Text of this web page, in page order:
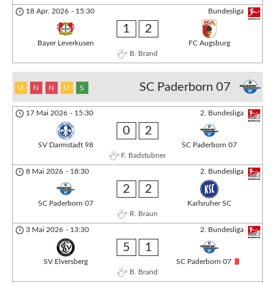
Bundesliga
18 Apr. 2026 - 15:30
Bayer Leverkusen
1 2
FC Augsburg
B. Brand
SC Paderborn 07
U N N U S
2. Bundesliga
17 Mai 2026 - 15:30
SV Darmstadt 98
0 2
SC Paderborn 07
F. Badstubner
2. Bundesliga
8 Mai 2026 - 18:30
SC Paderborn 07
2 2
Karlsruher SC
R. Braun
2. Bundesliga
3 Mai 2026 - 13:30
SV Elversberg
5 1
SC Paderborn 07
B. Brand